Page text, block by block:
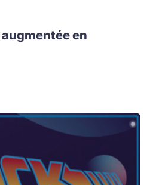
augmentée en